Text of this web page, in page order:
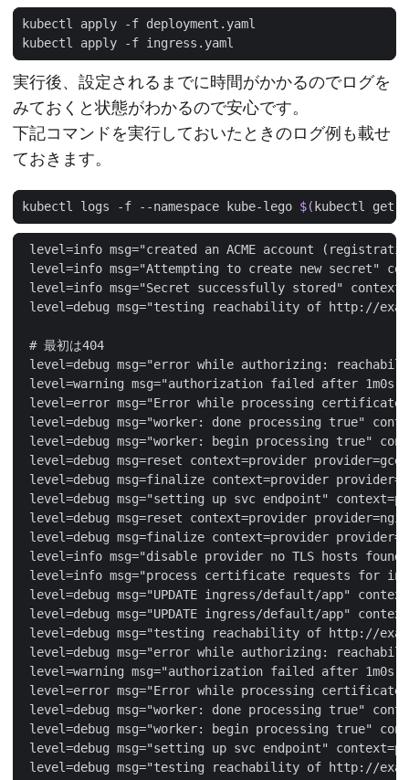
実行後、設定されるまでに時間がかかるのでログを
みておくと状態がわかるので安心です。
下記コマンドを実行しておいたときのログ例も載せ
ておきます。
kubectl logs -f --namespace kube-lego $( kubectl get